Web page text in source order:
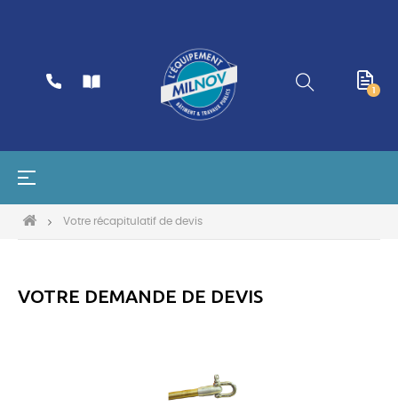
1
Basculer
navigation
☰
Votre récapitulatif de devis
VOTRE DEMANDE DE DEVIS